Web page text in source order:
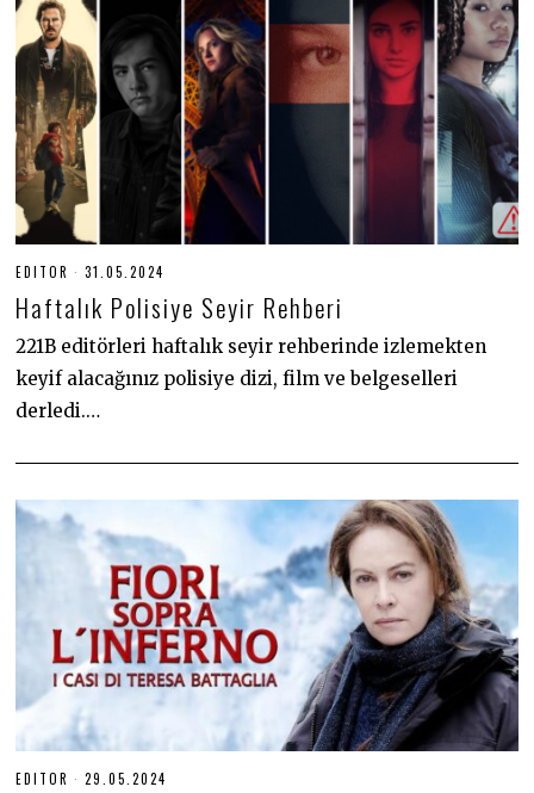
EDITOR 31.05.2024
.
0
5
2
Haftalık Polisiye Seyir Rehberi
221B editörleri haftalık seyir rehberinde izlemekten
keyif alacağınız polisiye dizi, film ve belgeselleri
derledi.…
EDITOR 29.05.2024